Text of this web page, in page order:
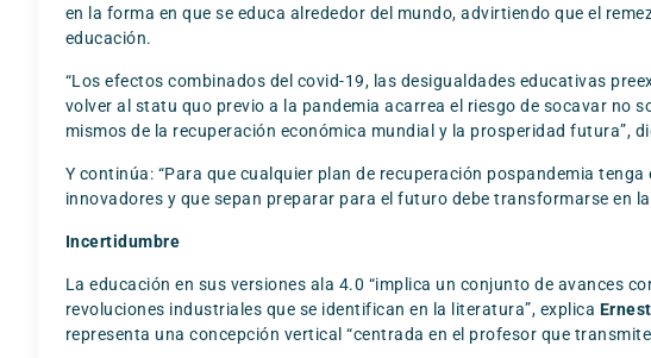
en la forma en que se educa alrededor del mundo, advirtiendo que el
educación.
“Los efectos combinados del covid-19, las desigualdades educativas
volver al statu quo previo a la pandemia acarrea el riesgo de socavar no
mismos de la recuperación económica mundial y la prosperidad futura”,
Y continúa: “Para que cualquier plan de recuperación pospandemia
innovadores y que sepan preparar para el futuro debe transformarse en
Incertidumbre
La educación en sus versiones ala 4.0 “implica un conjunto de avances
revoluciones industriales que se identifican en la literatura”, explica
representa una concepción vertical “centrada en el profesor que